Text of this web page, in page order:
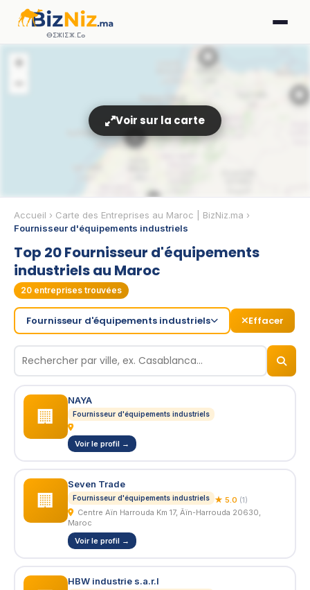
ⴱⵉⵣⵏⵉⵣ.ⵎⴰ
Accueil › Carte des Entreprises au Maroc | BizNiz.ma ›
Fournisseur d'équipements industriels
Top 20 Fournisseur d'équipements
industriels au Maroc
20 entreprises trouvées
Fournisseur d'équipements industriels Effacer
🏢
NAYA
Fournisseur d'équipements industriels
Voir le profil →
🏢
Seven Trade
Fournisseur d'équipements industriels ★ 5.0 (1)
Maroc
Voir le profil →
HBW industrie s.a.r.l
🏢
🏢
🏢
🏢
4
11
+
−
© 2026BizNiz.ma
Voir sur la carte